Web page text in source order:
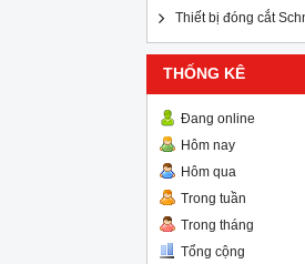
Thiết bị đóng cắt
THỐNG KÊ
Đang online
Hôm nay
Hôm qua
Trong tuần
Trong tháng
Tổng cộng